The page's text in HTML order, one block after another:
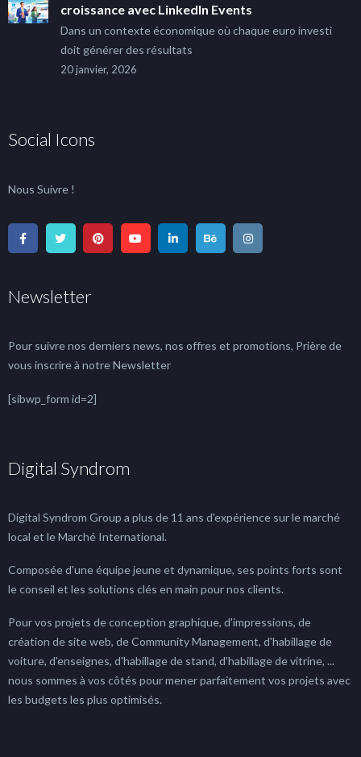
croissance avec LinkedIn Events
Dans un contexte économique où chaque euro investi
doit générer des résultats
20 janvier, 2026
Social Icons
Nous Suivre !
Newsletter
Pour suivre nos derniers news, nos offres et promotions, Prière de
vous inscrire à notre Newsletter
[sibwp_form id=2]
Digital Syndrom
Digital Syndrom Group a plus de 11 ans d'expérience sur le marché
local et le Marché International.
Composée d'une équipe jeune et dynamique, ses points forts sont
le conseil et les solutions clés en main pour nos clients.
Pour vos projets de conception graphique, d'impressions, de
création de site web, de Community Management, d'habillage de
voiture, d'enseignes, d'habillage de stand, d'habillage de vitrine, ...
nous sommes à vos côtés pour mener parfaitement vos projets avec
les budgets les plus optimisés.